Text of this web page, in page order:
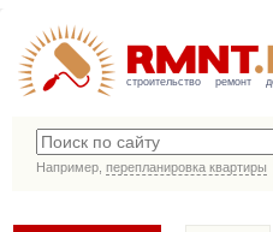
строительство ремонт
Например, перепланировка квартиры